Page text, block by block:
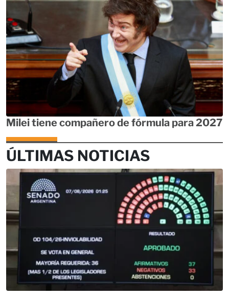
Milei tiene compañero de fórmula para 2027
ÚLTIMAS NOTICIAS